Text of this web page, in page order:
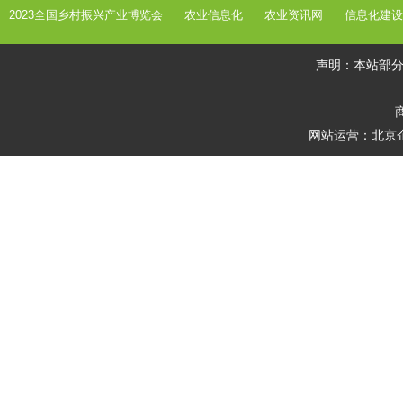
2023全国乡村振兴产业博览会 农业信息化 农业资讯网 信息化建设
声明：本站部
网站运营：北